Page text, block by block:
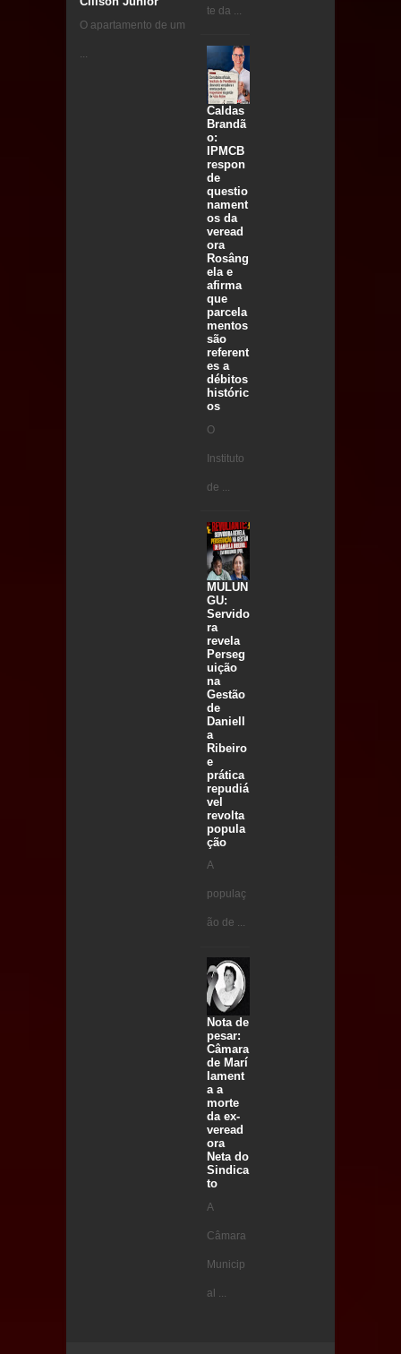
O apartamento de um
...
te da ...
Caldas
Brandã
o:
IPMCB
respon
de
questio
nament
os da
veread
ora
Rosâng
ela e
afirma
que
parcela
mentos
são
referent
es a
débitos
históric
os
O
Instituto
de ...
MULUN
GU:
Servido
ra
revela
Perseg
uição
na
Gestão
de
Daniell
a
Ribeiro
e
prática
repudiá
vel
revolta
popula
ção
A
populaç
ão de ...
Nota de
pesar:
Câmara
de Marí
lament
a a
morte
da ex-
veread
ora
Neta do
Sindica
to
A
Câmara
Municip
al ...